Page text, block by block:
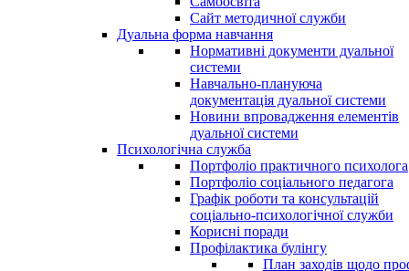
Сайт методичної служби
Дуальна форма навчання
Нормативні документи дуальної
системи
Навчально-плануюча
документація дуальної системи
Новини впровадження елементів
дуальної системи
Психологічна служба
Портфоліо практичного психолога
Портфоліо соціального педагога
Графік роботи та консультацій
соціально-психологічної служби
Корисні поради
Профілактика булінгу
План заходів щодо